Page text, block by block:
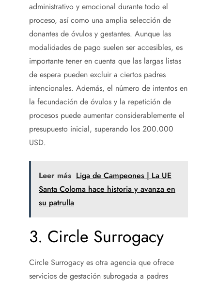
administrativo y emocional durante todo el
proceso, así como una amplia selección de
donantes de óvulos y gestantes. Aunque las
modalidades de pago suelen ser accesibles, es
importante tener en cuenta que las largas listas
de espera pueden excluir a ciertos padres
intencionales. Además, el número de intentos en
la fecundación de óvulos y la repetición de
procesos puede aumentar considerablemente el
presupuesto inicial, superando los 200.000
USD.
Leer más Liga de Campeones | La UE
Santa Coloma hace historia y avanza en
su patrulla
3. Circle Surrogacy
Circle Surrogacy es otra agencia que ofrece
servicios de gestación subrogada a padres